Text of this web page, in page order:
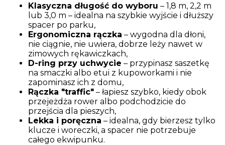
Klasyczna długość do wyboru – 1,8 m, 2,2 m
lub 3,0 m – idealna na szybkie wyjście i dłuższy
spacer po parku,
Ergonomiczna rączka – wygodna dla dłoni,
nie ciągnie, nie uwiera, dobrze leży nawet w
zimowych rękawiczkach,
D-ring przy uchwycie – przypinasz saszetkę
na smaczki albo etui z kupoworkami i nie
zapominasz ich z domu,
Rączka "traffic" – łapiesz szybko, kiedy obok
przejeżdża rower albo podchodzicie do
przejścia dla pieszych,
Lekka i poręczna – idealna, gdy bierzesz tylko
klucze i woreczki, a spacer nie potrzebuje
całego ekwipunku.